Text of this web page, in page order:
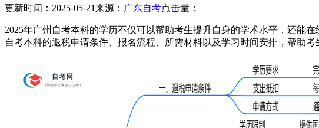
更新时间：2025-05-21来源： 广东自考点击量：
2025年广州自考本科的学历不仅可以帮助考生提升自身的学术水平，还能
自考本科的退税申请条件、报名流程、所需材料以及学习时间安排，帮助考